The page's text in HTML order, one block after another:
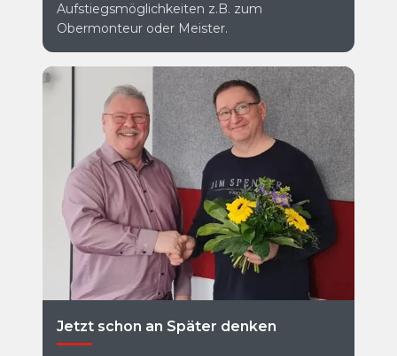
Aufstiegsmöglichkeiten z.B. zum
Obermonteur oder Meister.
Jetzt schon an Später denken